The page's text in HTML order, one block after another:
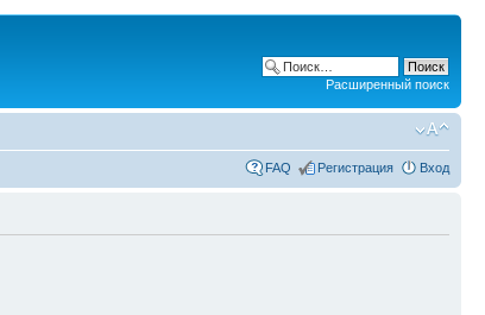
Расширенный поиск
FAQ Регистрация Вход